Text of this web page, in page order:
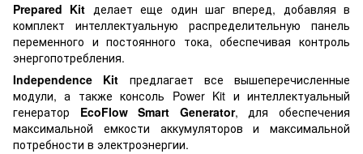
Prepared Kit делает еще один шаг вперед, добавляя в
комплект интеллектуальную распределительную панель
переменного и постоянного тока, обеспечивая контроль
энергопотребления.
Independence Kit предлагает все вышеперечисленные
модули, а также консоль Power Kit и интеллектуальный
генератор EcoFlow Smart Generator, для обеспечения
максимальной емкости аккумуляторов и максимальной
потребности в электроэнергии.